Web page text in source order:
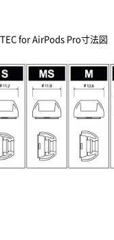
for AirPods Pro寸法図